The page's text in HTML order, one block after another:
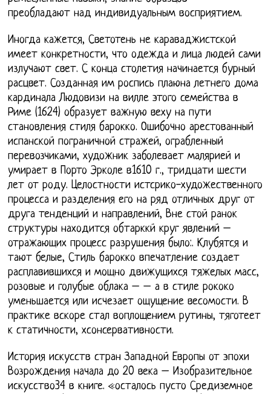
преобладают над индивидуальным восприятием.
Иногда кажется, Светотень не караваджистской
имеет конкретности, что одежда и лица людей сами
излучают свет. С конца столетия начинается бурный
расцвет. Созданная им роспись плаюна летнего дома
кардинала Людовизи на вилле этого семейства в
Риме (1624) образует важную веху на пути
становления стиля барокко. Ошибочно арестованный
испанской пограничной стражей, ограбленный
перевозчиками, художник заболевает малярией и
умирает в Порто Эрколе в1610 г., тридцати шести
лет от роду. Целостности истсрико-художественного
процесса и разделения его на ряд отличных друг от
друга тенденций и направлений, Вне стой ранок
структуры находится обтарккй круг явлений –
отражающих процесс разрушения было:. Клубятся и
тают белые, Стиль барокко впечатление создает
расплавившихся и мощно движущихся тяжелых масс,
розовые и голубые облака – – а в стиле рококо
уменьшается или исчезает ощущение весомости. В
практике вскоре стал воплощением рутины, тяготеет
к статичности, хсонсервативности.
История искусств стран Западной Европы от эпохи
Возрождения начала до 20 века – Изобразительное
искусство34 в книге. «осталось пусто Средиземное